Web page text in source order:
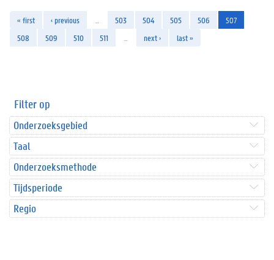
« first ‹ previous 503 504 505 506
507
508
509 510 511 next › last »
Filter op
Onderzoeksgebied
Taal
Onderzoeksmethode
Tijdsperiode
Regio